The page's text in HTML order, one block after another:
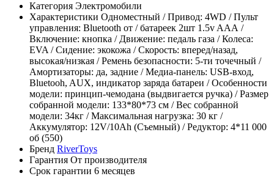
Категория Электромобили
Характеристики Одноместный / Привод: 4WD / Пульт
управления: Bluetooth от / батареек 2шт 1.5v AAА /
Включение: кнопка / Движение: педаль газа / Колеса:
EVA / Сидение: экокожа / Скорость: вперед/назад,
высокая/низкая / Ремень безопасности: 5-ти точечный /
Амортизаторы: да, задние / Медиа-панель: USB-вход,
Bluetooh, AUX, индикатор заряда батареи / Особенности
модели: принцип-чемодана (выдвигается ручка) / Размер
собранной модели: 133*80*73 см / Вес собранной
модели: 34кг / Максимальная нагрузка: 30 кг /
Аккумулятор: 12V/10Ah (Съемный) / Редуктор: 4*11 000
об (550)
Бренд RiverToys
Гарантия От производителя
Срок гарантии 6 месяцев